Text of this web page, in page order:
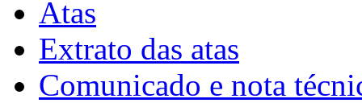
Atas
Extrato das atas
Comunicado e nota